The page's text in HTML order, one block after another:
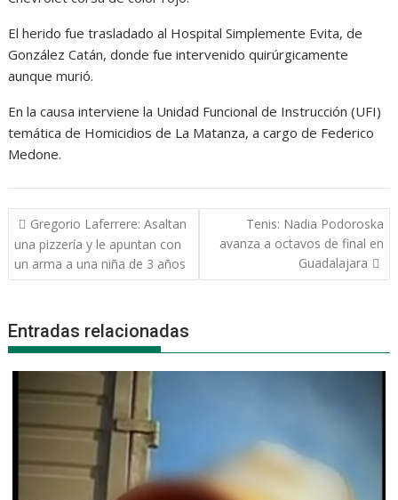
El herido fue trasladado al Hospital Simplemente Evita, de
González Catán, donde fue intervenido quirúrgicamente
aunque murió.
En la causa interviene la Unidad Funcional de Instrucción (UFI)
temática de Homicidios de La Matanza, a cargo de Federico
Medone.
Navegación
de
entradas
Gregorio Laferrere: Asaltan
una pizzería y le apuntan con
un arma a una niña de 3 años
Tenis: Nadia Podoroska
avanza a octavos de final en
Guadalajara
Entradas relacionadas